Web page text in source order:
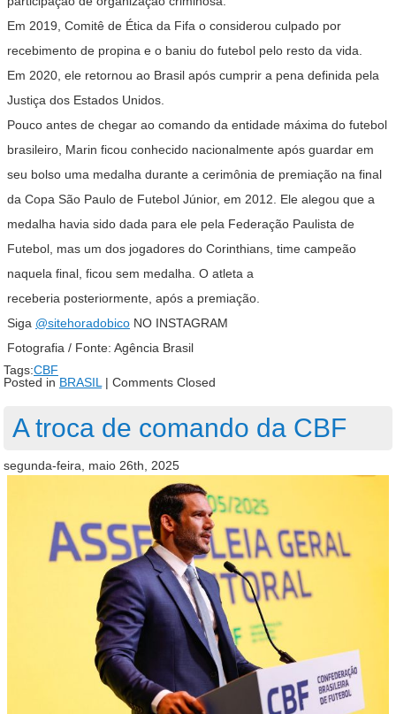
Em 2019, Comitê de Ética da Fifa o considerou culpado por
recebimento de propina e o baniu do futebol pelo resto da vida.
Em 2020, ele retornou ao Brasil após cumprir a pena definida pela
Justiça dos Estados Unidos.
Pouco antes de chegar ao comando da entidade máxima do futebol
brasileiro, Marin ficou conhecido nacionalmente após guardar em
seu bolso uma medalha durante a cerimônia de premiação na final
da Copa São Paulo de Futebol Júnior, em 2012. Ele alegou que a
medalha havia sido dada para ele pela Federação Paulista de
Futebol, mas um dos jogadores do Corinthians, time campeão
naquela final, ficou sem medalha. O atleta a
receberia posteriormente, após a premiação.
Siga @sitehoradobico NO INSTAGRAM
Fotografia / Fonte: Agência Brasil
Tags:CBF
Posted in BRASIL | Comments Closed
A troca de comando da CBF
segunda-feira, maio 26th, 2025